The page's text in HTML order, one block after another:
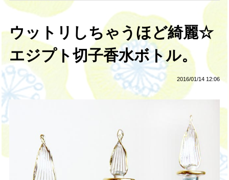
ウットリしちゃうほど綺麗☆
エジプト切子香水ボトル。
2016/01/14 12:06